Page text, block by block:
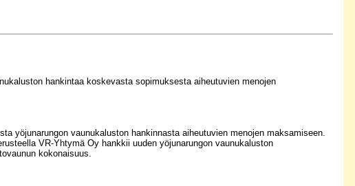
hankintaa koskevasta sopimuksesta aiheutuvien menojen
yöjunarungon vaunukaluston hankinnasta aiheutuvien menojen maksamiseen.
VR-Yhtymä Oy hankkii uuden yöjunarungon vaunukaluston
kokonaisuus.